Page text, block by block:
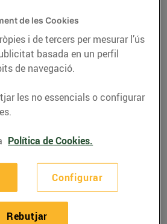
cremat
de les Cookies
i de tercers per mesurar l’ús
basada en un perfil
de navegació.
les no essencials o configurar
Política de Cookies.
Configurar
Rebutjar